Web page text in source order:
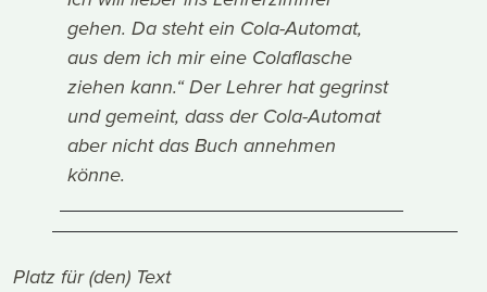
gehen. Da steht ein Cola-Automat,
aus dem ich mir eine Colaflasche
ziehen kann.“ Der Lehrer hat gegrinst
und gemeint, dass der Cola-Automat
aber nicht das Buch annehmen
könne.
Platz für (den) Text